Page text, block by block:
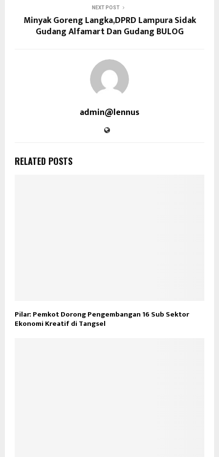
NEXT POST
Minyak Goreng Langka,DPRD Lampura Sidak
Gudang Alfamart Dan Gudang BULOG
admin@lennus
RELATED POSTS
Pilar: Pemkot Dorong Pengembangan 16 Sub Sektor
Ekonomi Kreatif di Tangsel